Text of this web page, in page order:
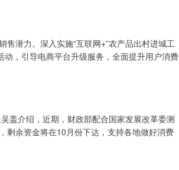
潜力。深入实施“互联网+”农产品出村进城工
，引导电商平台升级服务，全面提升用户消费
介绍，近期，财政部配合国家发展改革委测
剩余资金将在10月份下达，支持各地做好消费